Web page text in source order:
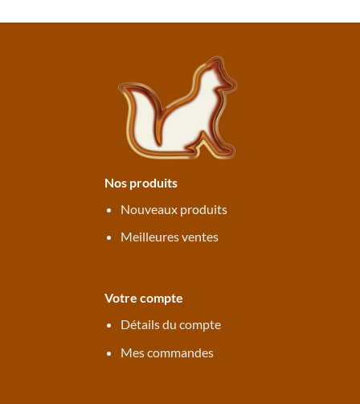
Nos produits
Nouveaux produits
Meilleures ventes
Votre compte
Détails du compte
Mes commandes